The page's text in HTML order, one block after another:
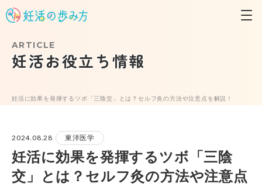
妊活に効果を発揮するツボ「三陰交」とは？セルフ灸の方法や注意点を解説！
ARTICLE
妊活お役立ち情報
2024.08.28 東洋医学
妊活に効果を発揮するツボ「三陰
交」とは？セルフ灸の方法や注意点